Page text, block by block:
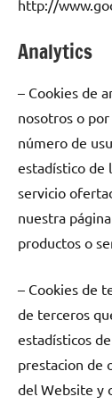
http://
Analytics
– Cookies de
nosotros o
número de
estadístico de
servicio
nuestra
productos o
– Cookies de
de terceros
estadísticos
prestacion de
del Website y